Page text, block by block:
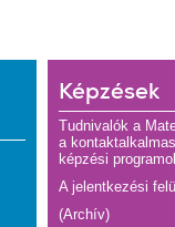
Képzések
Tudnivalók a
a
képzési
A jelentkezési
(Archív)